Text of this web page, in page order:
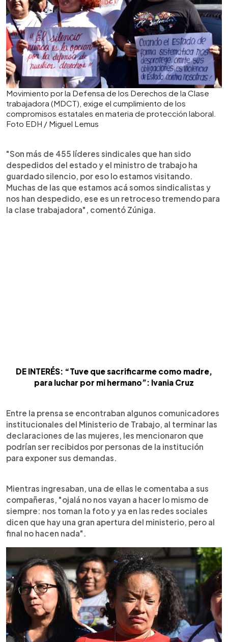
Movimiento por la Defensa de los Derechos de la Clase
trabajadora (MDCT), exige el cumplimiento de los
compromisos estatales en materia de protección laboral.
Foto EDH / Miguel Lemus
"Son más de 455 líderes sindicales que han sido
despedidos del estado y el ministro de trabajo ha
guardado silencio, por eso lo estamos visitando.
Muchas de las que estamos acá somos sindicalistas y
nos han despedido, ese es un retroceso tremendo para
la clase trabajadora", comentó Zúniga.
DE INTERÉS: “Tuve que sacrificarme como madre,
para luchar por mi hermano”: Ivania Cruz
Entre la prensa se encontraban algunos comunicadores
institucionales del Ministerio de Trabajo, al terminar las
declaraciones de las mujeres, les mencionaron que
podrían ser recibidos por personas de la institución
para exponer sus demandas.
Mientras ingresaban, una de ellas le comentaba a sus
compañeras, "ojalá no nos vayan a hacer lo mismo de
siempre: nos toman la foto y ya en las redes sociales
dicen que hay una gran apertura del ministerio, pero al
final no hacen nada".